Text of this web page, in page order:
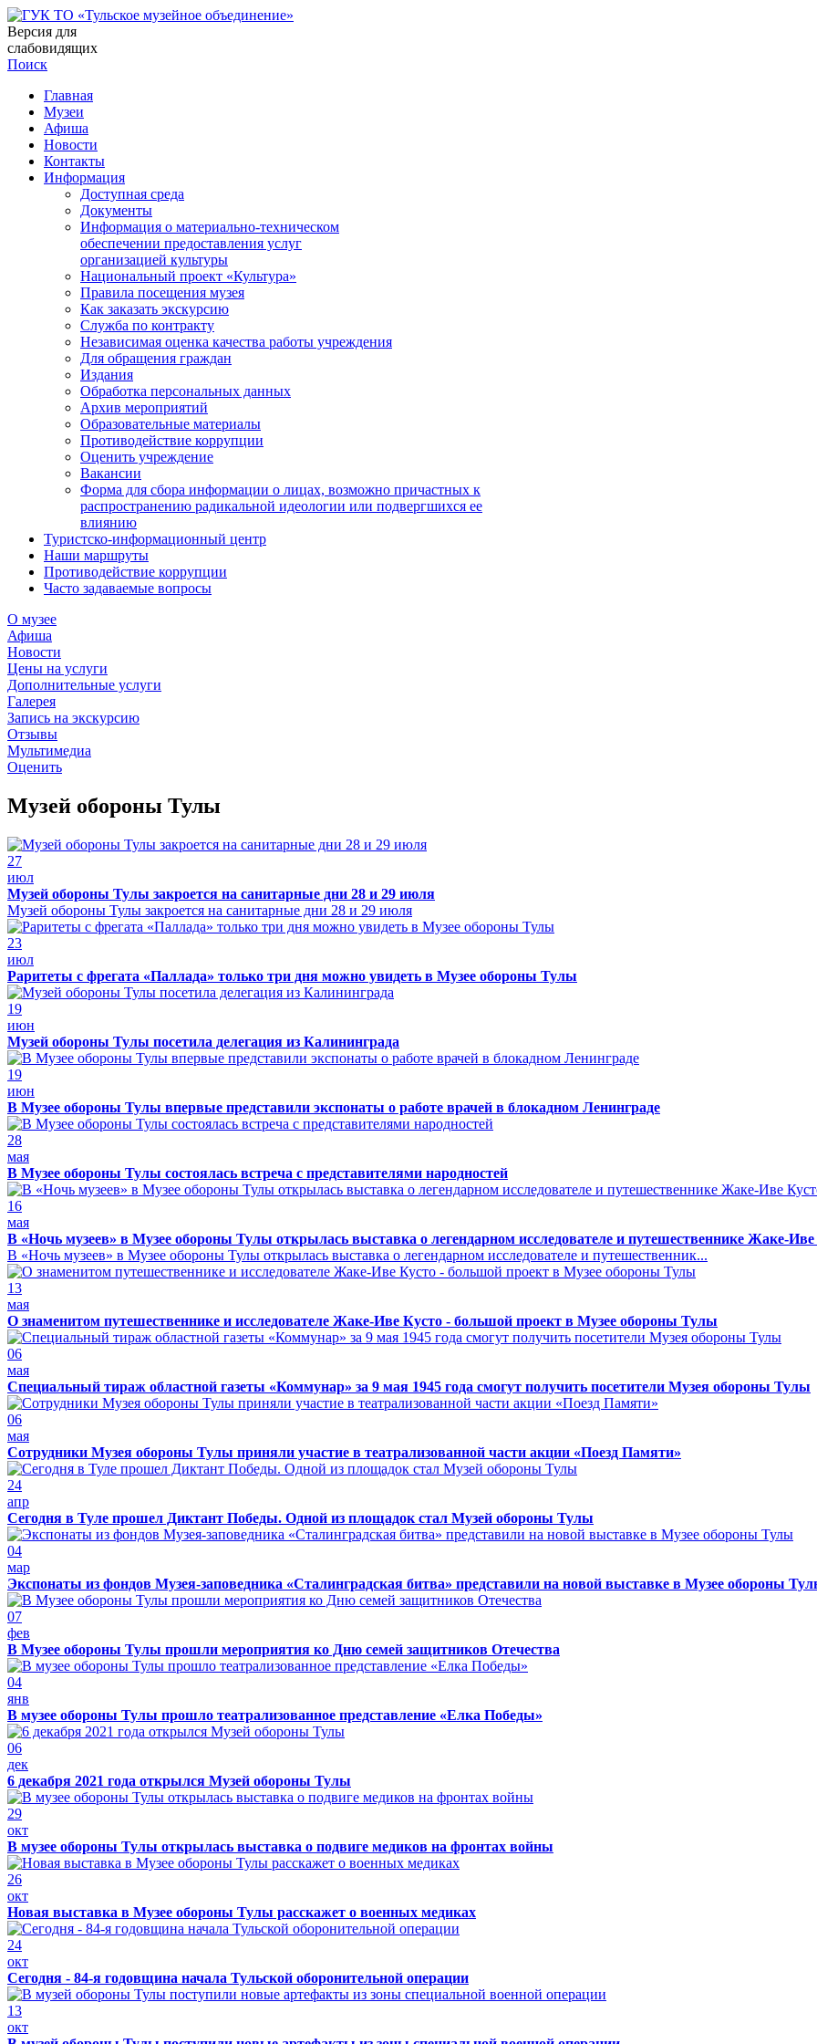
Версия для
слабовидящих
Поиск
Главная
Музеи
Афиша
Новости
Контакты
Информация
Доступная среда
Документы
Информация о материально-техническом
обеспечении предоставления услуг
организацией культуры
Национальный проект «Культура»
Правила посещения музея
Как заказать экскурсию
Служба по контракту
Независимая оценка качества работы учреждения
Для обращения граждан
Издания
Обработка персональных данных
Архив мероприятий
Образовательные материалы
Противодействие коррупции
Оценить учреждение
Вакансии
Форма для сбора информации о лицах, возможно причастных к
распространению радикальной идеологии или подвергшихся ее
влиянию
Туристско-информационный центр
Наши маршруты
Противодействие коррупции
Часто задаваемые вопросы
О музее
Афиша
Новости
Цены на услуги
Дополнительные услуги
Галерея
Запись на экскурсию
Отзывы
Мультимедиа
Оценить
Музей обороны Тулы
27
июл
Музей обороны Тулы закроется на санитарные дни 28 и 29 июля
Музей обороны Тулы закроется на санитарные дни 28 и 29 июля
23
июл
Раритеты с фрегата «Паллада» только три дня можно увидеть в Музее обороны Тулы
19
июн
Музей обороны Тулы посетила делегация из Калининграда
19
июн
В Музее обороны Тулы впервые представили экспонаты о работе врачей в блокадном Ленинграде
28
мая
В Музее обороны Тулы состоялась встреча с представителями народностей
16
мая
В «Ночь музеев» в Музее обороны Тулы открылась выставка о легендарном исследователе и путешественнике Жаке-
В «Ночь музеев» в Музее обороны Тулы открылась выставка о легендарном исследователе и путешественник...
13
мая
О знаменитом путешественнике и исследователе Жаке-Иве Кусто - большой проект в Музее обороны Тулы
06
мая
Специальный тираж областной газеты «Коммунар» за 9 мая 1945 года смогут получить посетители Музея обороны Тулы
06
мая
Сотрудники Музея обороны Тулы приняли участие в театрализованной части акции «Поезд Памяти»
24
апр
Сегодня в Туле прошел Диктант Победы. Одной из площадок стал Музей обороны Тулы
04
мар
Экспонаты из фондов Музея-заповедника «Сталинградская битва» представили на новой выставке в Музее обороны
07
фев
В Музее обороны Тулы прошли мероприятия ко Дню семей защитников Отечества
04
янв
В музее обороны Тулы прошло театрализованное представление «Елка Победы»
06
дек
6 декабря 2021 года открылся Музей обороны Тулы
29
окт
В музее обороны Тулы открылась выставка о подвиге медиков на фронтах войны
26
окт
Новая выставка в Музее обороны Тулы расскажет о военных медиках
24
окт
Сегодня - 84-я годовщина начала Тульской оборонительной операции
13
окт